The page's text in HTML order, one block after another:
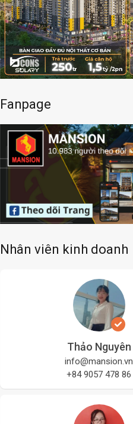
Fanpage
Nhân viên kinh doanh
Thảo Nguyên
info@mansion.vn
+84 9057 478 86